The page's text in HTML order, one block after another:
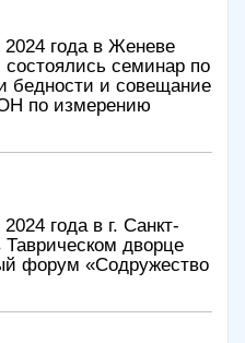
2024 года в Женеве
семинар по
бедности и совещание
по измерению
года в г. Санкт-
Таврическом дворце
форум «Содружество